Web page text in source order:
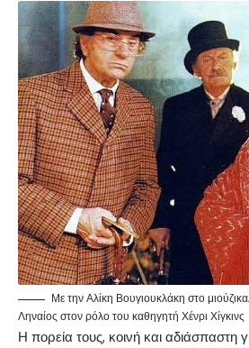
Με την Αλίκη Βουγιουκλάκη στο
Ληναίος στον ρόλο του καθηγητή Χένρι Χίγκινς
Η πορεία τους, κοινή και αδιάσπαστη